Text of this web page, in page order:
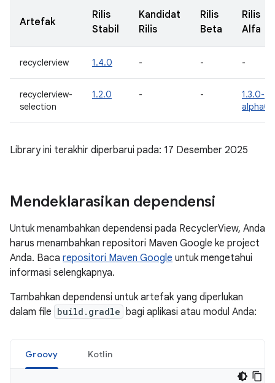
Artefak
Rilis
Stabil
Kandidat
Rilis
Rilis
Beta
Rilis
Alfa
recyclerview 1.4.0 - - -
recyclerview-
selection
1.2.0 - -
1.3.0-
alpha01
Library ini terakhir diperbarui pada: 17 Desember 2025
Mendeklarasikan dependensi
Untuk menambahkan dependensi pada RecyclerView, Anda
harus menambahkan repositori Maven Google ke project
Anda. Baca repositori Maven Google untuk mengetahui
informasi selengkapnya.
Tambahkan dependensi untuk artefak yang diperlukan
dalam file build.gradle bagi aplikasi atau modul Anda:
Groovy Kotlin